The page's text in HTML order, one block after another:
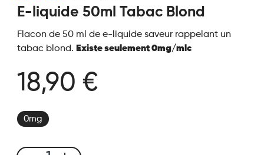
E-liquide 50ml Tabac Blond
Flacon de 50 ml de e-liquide saveur rappelant un
tabac blond. Existe seulement 0mg/mlc
18,90 €
0mg